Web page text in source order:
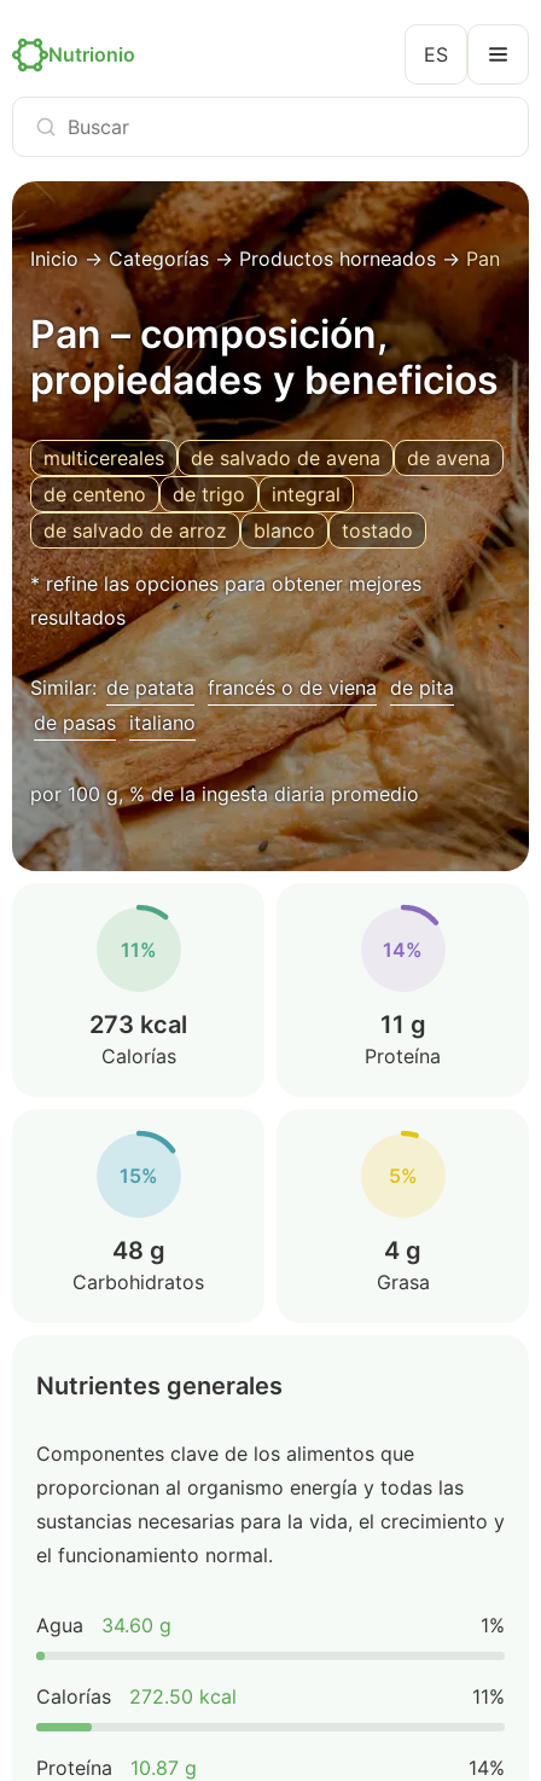
Nutrionio ES
Inicio→Categorías → Productos horneados → Pan
Pan – composición,
propiedades y beneficios
multicereales de salvado de avena
de avena
de centeno
de trigo
integral
de salvado de arroz
blanco tostado
* refine las opciones para obtener mejores
resultados
Similar: de patata francés o de viena de pita
de pasas italiano
por 100 g, % de la ingesta diaria promedio
11%
273 kcal
Calorías
14%
11 g
Proteína
15%
48 g
Carbohidratos
5%
4 g
Grasa
Nutrientes generales
Componentes clave de los alimentos que
proporcionan al organismo energía y todas las
sustancias necesarias para la vida, el crecimiento y
el funcionamiento normal.
Agua 34.60 g 1%
Calorías 272.50 kcal 11%
Proteína 10.87 g 14%